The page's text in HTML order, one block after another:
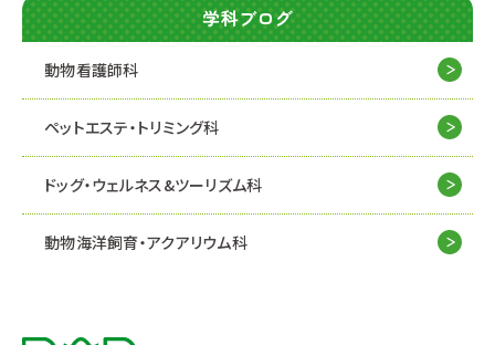
学科ブログ
動物看護師科
ペットエステ・トリミング科
ドッグ・ウェルネス&ツーリズム科
動物海洋飼育・アクアリウム科